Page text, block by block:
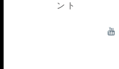
ント